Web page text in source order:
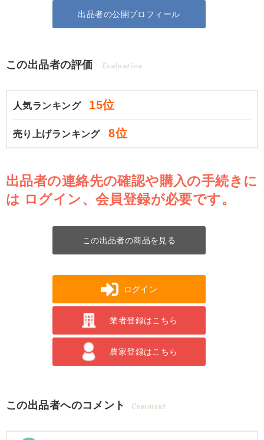
出品者の公開プロフィール
この出品者の評価 Evaluation
人気ランキング 15位
売り上げランキング 8位
出品者の連絡先の確認や購入の手続きに
は ログイン、会員登録が必要です。
この出品者の商品を見る
ログイン
業者登録はこちら
農家登録はこちら
この出品者へのコメント Comment